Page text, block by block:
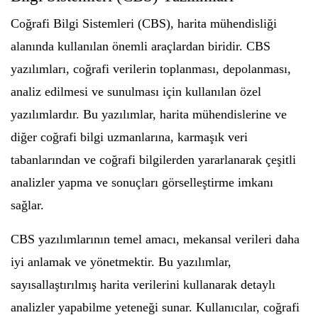
Coğrafi Bilgi Sistemleri (CBS), harita mühendisliği
alanında kullanılan önemli araçlardan biridir. CBS
yazılımları, coğrafi verilerin toplanması, depolanması,
analiz edilmesi ve sunulması için kullanılan özel
yazılımlardır. Bu yazılımlar, harita mühendislerine ve
diğer coğrafi bilgi uzmanlarına, karmaşık veri
tabanlarından ve coğrafi bilgilerden yararlanarak çeşitli
analizler yapma ve sonuçları görselleştirme imkanı
sağlar.
CBS yazılımlarının temel amacı, mekansal verileri daha
iyi anlamak ve yönetmektir. Bu yazılımlar,
sayısallaştırılmış harita verilerini kullanarak detaylı
analizler yapabilme yeteneği sunar. Kullanıcılar, coğrafi